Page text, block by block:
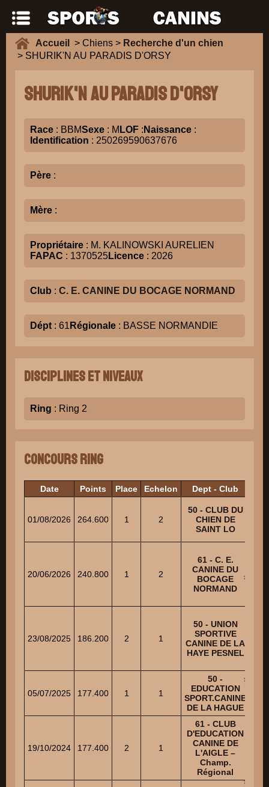
Accueil > Chiens > Recherche d'un chien
> SHURIK'N AU PARADIS D'ORSY
SHURIK'N AU PARADIS D'ORSY
Race : BBMSexe : M LOF : Naissance :
Identification : 250269590637676
Père :
Mère :
Propriétaire : M. KALINOWSKI AURELIEN
FAPAC : 1370525Licence : 2026
Club : C. E. CANINE DU BOCAGE NORMAND
Dépt : 61 Régionale : BASSE NORMANDIE
Disciplines et niveaux
Ring : Ring 2
Concours Ring
Date Points Place Echelon Dept - Club
01/08/2026 264.600 1 2
50 - CLUB DU
CHIEN DE
SAINT LO
20/06/2026 240.800 1 2
61 - C. E.
CANINE DU
BOCAGE
NORMAND
23/08/2025 186.200 2 1
50 - UNION
SPORTIVE
CANINE DE LA
HAYE PESNEL
05/07/2025 177.400 1 1
50 -
EDUCATION
SPORT.CANINE
DE LA HAGUE
19/10/2024 177.400 2 1
61 - CLUB
D'EDUCATION
CANINE DE
L'AIGLE –
Champ.
Régional